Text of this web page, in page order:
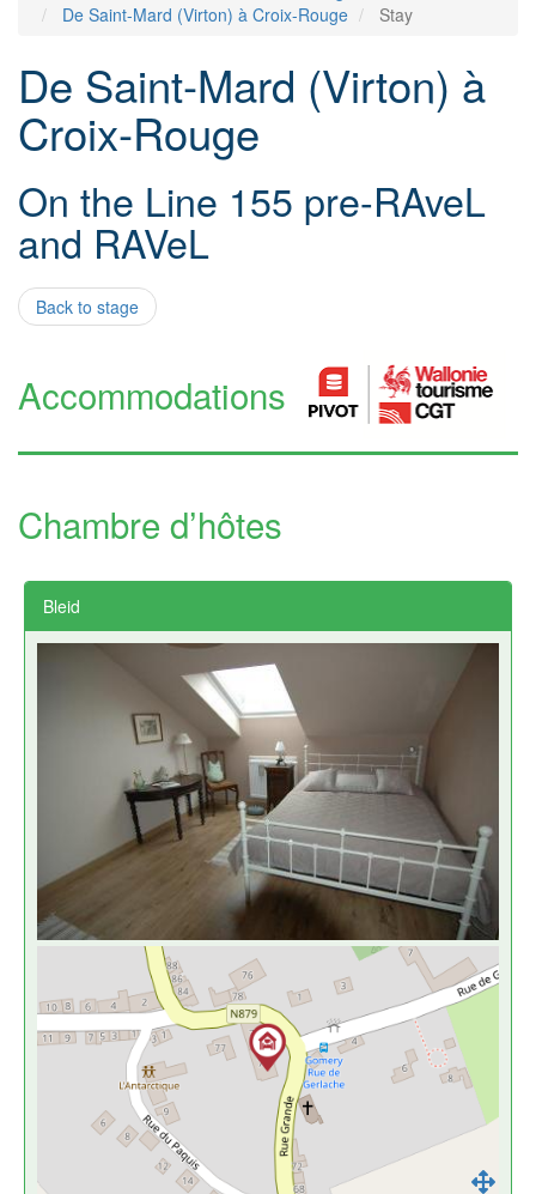
De Saint-Mard (Virton) à Croix-Rouge
Stay
De Saint-Mard (Virton) à
Croix-Rouge
On the Line 155 pre-RAveL
and RAVeL
Back to stage
Accommodations
Chambre d’hôtes
Bleid